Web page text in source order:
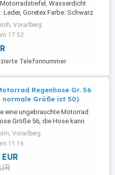
Wasserdicht
Leder, Goretex Farbe: Schwarz
5 mal getragen
Vorarlberg
17:52
Telefonnummer
Regenhose Gr. 56
normale Größe ist 50)
eine ungebrauchte Motorrad
Größe 56, die Hose kann
werden, lässt sich also
überziehen, um 15,- Euro
Vorarlberg
11:16